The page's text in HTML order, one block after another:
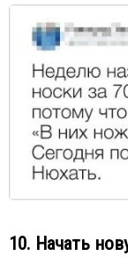
10. Начать